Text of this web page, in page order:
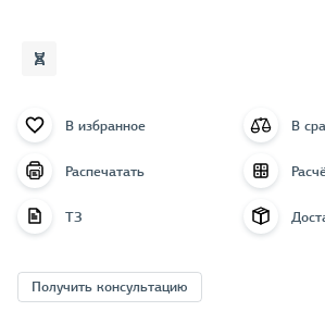
В избранное В
Распечатать
ТЗ
Получить консультацию